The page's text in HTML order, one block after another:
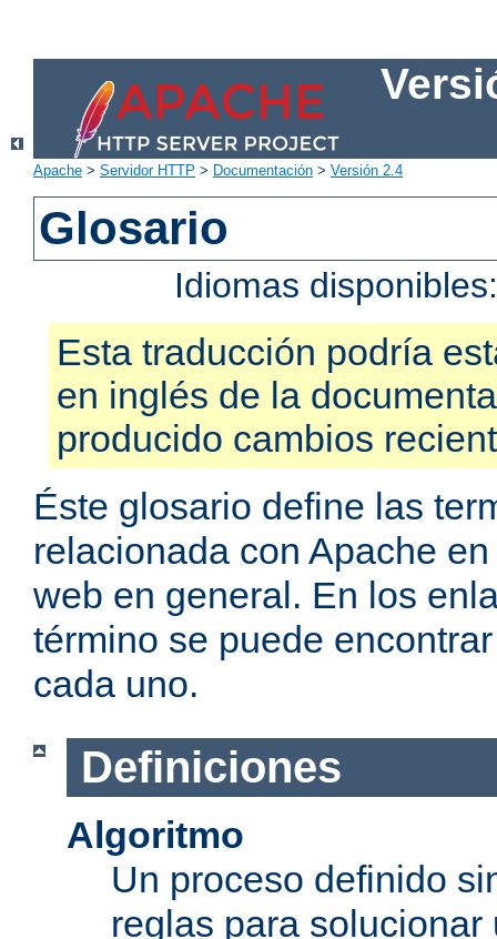
Apache > Servidor HTTP > Documentación > Versión 2.4
Glosario
Idiomas
Esta traducción podría
en inglés de la
producido cambios
Éste glosario define las
relacionada con Apache
web en general. En los
término se puede
cada uno.
Definiciones
Algoritmo
Un proceso definido
reglas para